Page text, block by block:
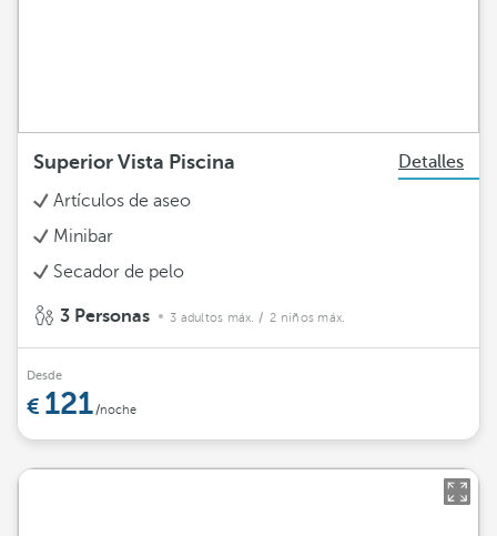
Superior Vista Piscina
Detalles
Artículos de aseo
Minibar
Secador de pelo
3 Personas 3 adultos máx. / 2 niños máx.
Desde
121/noche